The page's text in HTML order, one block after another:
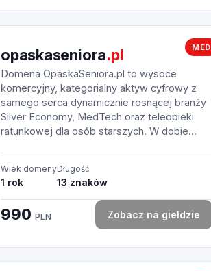
MED
opaskaseniora.pl
Domena OpaskaSeniora.pl to wysoce
komercyjny, kategorialny aktyw cyfrowy z
samego serca dynamicznie rosnącej branży
Silver Economy, MedTech oraz teleopieki
ratunkowej dla osób starszych. W dobie...
Wiek domeny
1 rok
Długość
13 znaków
990 PLN Zobacz na giełdzie